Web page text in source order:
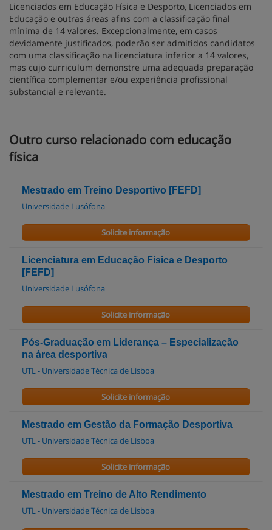
Licenciados em Educação Física e Desporto, Licenciados em
Educação e outras áreas afins com a classificação final
mínima de 14 valores. Excepcionalmente, em casos
devidamente justificados, poderão ser admitidos candidatos
com uma classificação na licenciatura inferior a 14 valores,
mas cujo curriculum demonstre uma adequada preparação
científica complementar e/ou experiência profissional
substancial e relevante.
Outro curso relacionado com educação
física
Mestrado em Treino Desportivo [FEFD]
Universidade Lusófona
Solicite informação
Licenciatura em Educação Física e Desporto
[FEFD]
Universidade Lusófona
Solicite informação
Pós-Graduação em Liderança – Especialização
na área desportiva
UTL - Universidade Técnica de Lisboa
Solicite informação
Mestrado em Gestão da Formação Desportiva
UTL - Universidade Técnica de Lisboa
Solicite informação
Mestrado em Treino de Alto Rendimento
UTL - Universidade Técnica de Lisboa